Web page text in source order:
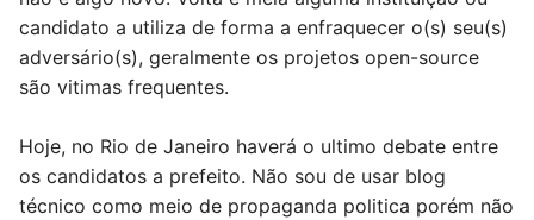
candidato a utiliza de forma a enfraquecer o(s) seu(s)
adversário(s), geralmente os projetos open-source
são vitimas frequentes.
Hoje, no Rio de Janeiro haverá o ultimo debate entre
os candidatos a prefeito. Não sou de usar blog
técnico como meio de propaganda politica porém não